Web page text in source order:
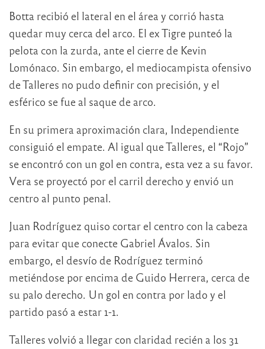
Botta recibió el lateral en el área y corrió hasta
quedar muy cerca del arco. El ex Tigre punteó la
pelota con la zurda, ante el cierre de Kevin
Lomónaco. Sin embargo, el mediocampista ofensivo
de Talleres no pudo definir con precisión, y el
esférico se fue al saque de arco.
En su primera aproximación clara, Independiente
consiguió el empate. Al igual que Talleres, el “Rojo”
se encontró con un gol en contra, esta vez a su favor.
Vera se proyectó por el carril derecho y envió un
centro al punto penal.
Juan Rodríguez quiso cortar el centro con la cabeza
para evitar que conecte Gabriel Ávalos. Sin
embargo, el desvío de Rodríguez terminó
metiéndose por encima de Guido Herrera, cerca de
su palo derecho. Un gol en contra por lado y el
partido pasó a estar 1-1.
Talleres volvió a llegar con claridad recién a los 31